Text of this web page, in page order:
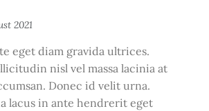
2021
eget diam gravida ultrices.
nisl vel massa lacinia at
Donec id velit urna.
lacus in ante hendrerit eget